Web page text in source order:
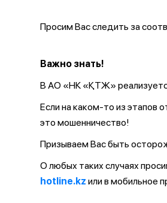
Просим Вас следить за
Важно знать!
В АО «НК «ҚТЖ»
Если на каком-то из этапов
это мошенничество!
Призываем Вас быть
О любых таких случаях
hotline.kz или в мобильное